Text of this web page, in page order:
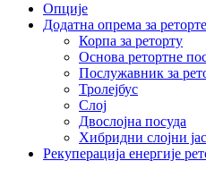
Опције
Додатна опрема за реторте
Корпа за реторту
Основа ретортне
Послужавник за
Тролејбус
Слој
Двослојна посуда
Хибридни слојни
Рекуперација енергије